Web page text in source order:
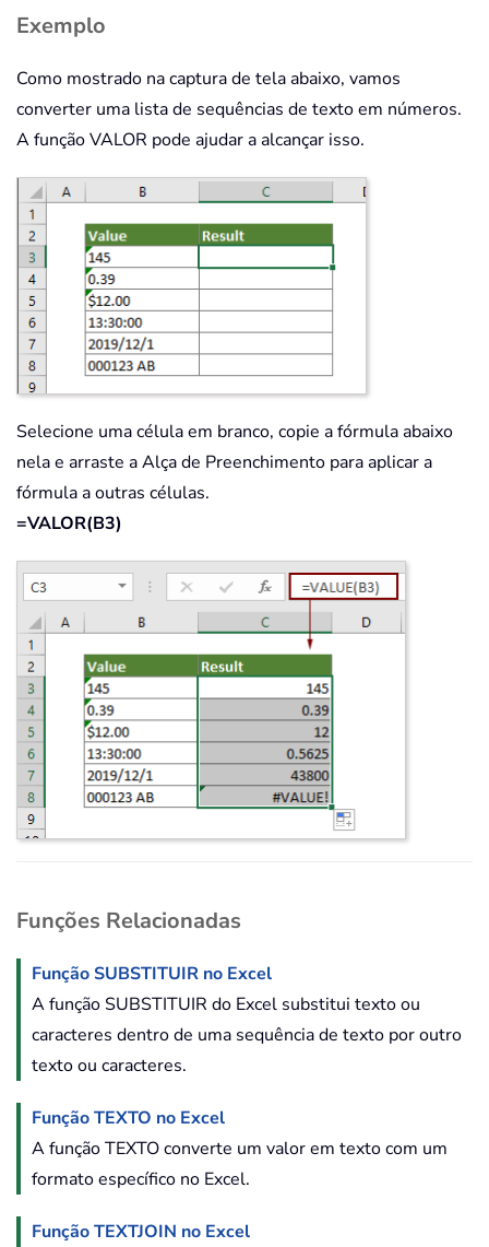
Exemplo
Como mostrado na captura de tela abaixo, vamos
converter uma lista de sequências de texto em números.
A função VALOR pode ajudar a alcançar isso.
Selecione uma célula em branco, copie a fórmula abaixo
nela e arraste a Alça de Preenchimento para aplicar a
fórmula a outras células.
=VALOR(B3)
Funções Relacionadas
Função SUBSTITUIR no Excel
A função SUBSTITUIR do Excel substitui texto ou
caracteres dentro de uma sequência de texto por outro
texto ou caracteres.
Função TEXTO no Excel
A função TEXTO converte um valor em texto com um
formato específico no Excel.
Função TEXTJOIN no Excel